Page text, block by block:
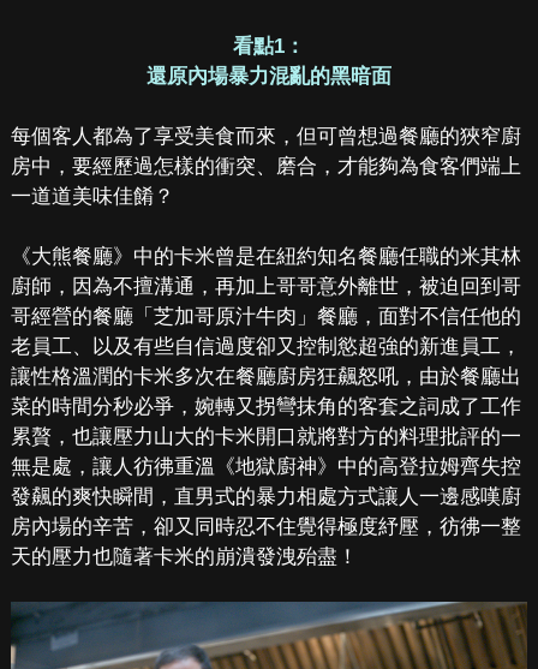
看點1：
還原內場暴力混亂的黑暗面
每個客人都為了享受美食而來，但可曾想過餐廳的狹窄廚
房中，要經歷過怎樣的衝突、磨合，才能夠為食客們端上
一道道美味佳餚？
《大熊餐廳》中的卡米曾是在紐約知名餐廳任職的米其林
廚師，因為不擅溝通，再加上哥哥意外離世，被迫回到哥
哥經營的餐廳「芝加哥原汁牛肉」餐廳，面對不信任他的
老員工、以及有些自信過度卻又控制慾超強的新進員工，
讓性格溫潤的卡米多次在餐廳廚房狂飆怒吼，由於餐廳出
菜的時間分秒必爭，婉轉又拐彎抹角的客套之詞成了工作
累贅，也讓壓力山大的卡米開口就將對方的料理批評的一
無是處，讓人彷彿重溫《地獄廚神》中的高登拉姆齊失控
發飆的爽快瞬間，直男式的暴力相處方式讓人一邊感嘆廚
房內場的辛苦，卻又同時忍不住覺得極度紓壓，彷彿一整
天的壓力也隨著卡米的崩潰發洩殆盡！